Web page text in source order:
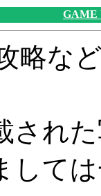
GAME
略な
され
して